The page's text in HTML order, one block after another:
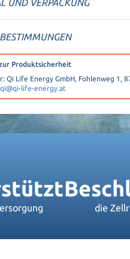
UND VERPACKUNG
Produktsicherheit
Qi Life Energy GmbH, Fohlenweg 1,
qi@qi-life-energy.at
die